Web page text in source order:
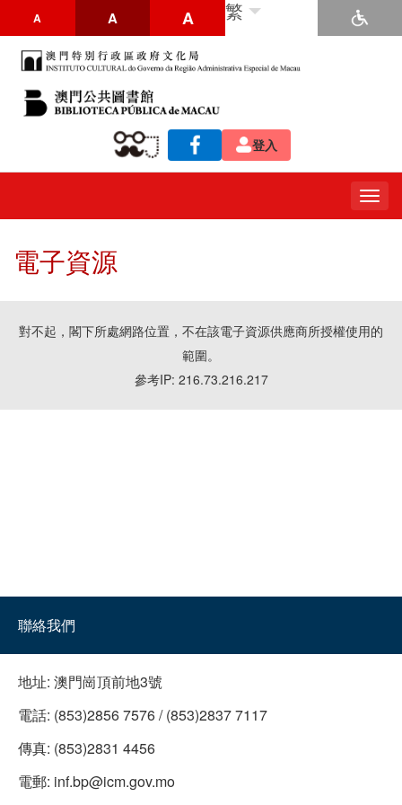
A A A 繁
登入
電子資源
對不起，閣下所處網路位置，不在該電子資源供應商所授權使用的
範圍。
參考IP: 216.73.216.217
聯絡我們
地址: 澳門崗頂前地3號
電話: (853)2856 7576 / (853)2837 7117
傳真: (853)2831 4456
電郵: inf.bp@icm.gov.mo